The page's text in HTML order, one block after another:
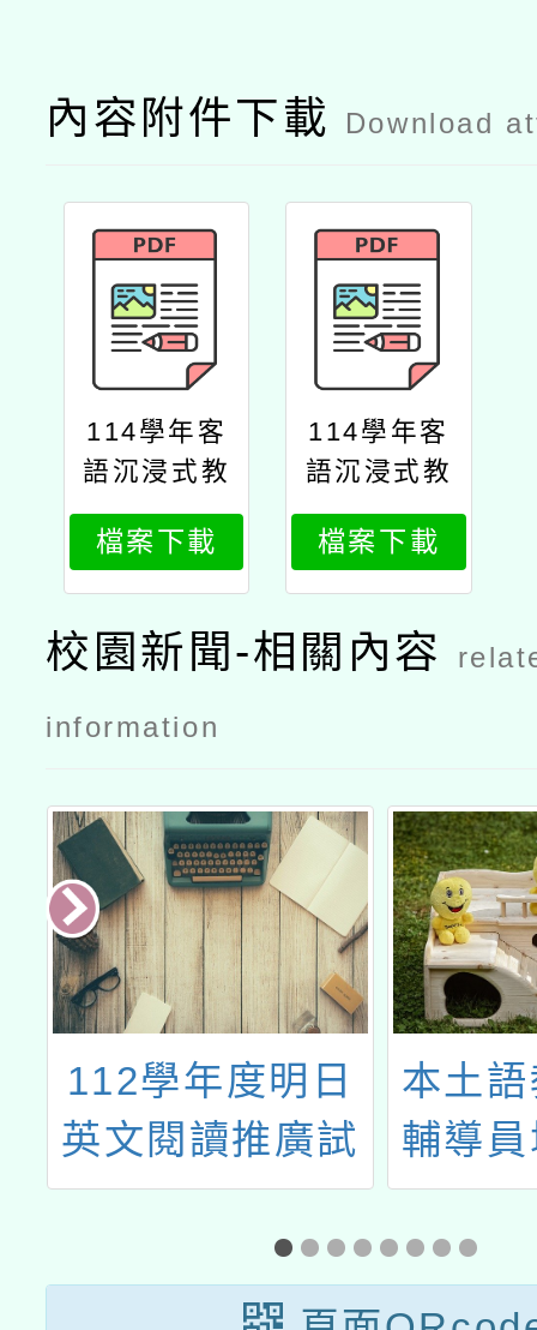
內容附件下載 Download
114學年客
語沉浸式教
學計畫－種
子師資人才
培力基礎工
作坊公文
檔案下載
114學年客
語沉浸式教
學計畫－種
子師資人才
培力基礎工
作坊實施計
畫
檔案下載
校園新聞-相關內容
information
112學年度明日
英文閱讀推廣試
辦計畫」期中交
流座談會
本土
輔導